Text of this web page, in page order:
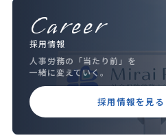
Career
採用情報
人事労務の「当たり前」を
一緒に変えていく。
採用情報を見る